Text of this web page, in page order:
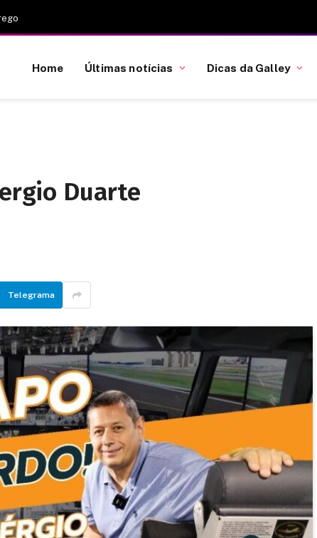
Home Últimas notícias Dicas da Galley
Duarte
Telegrama